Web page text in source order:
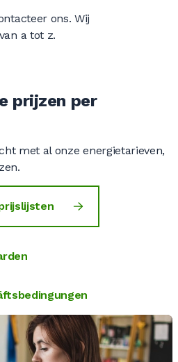
ons. Wij
a tot z.
prijzen per
met al onze energietarieven,